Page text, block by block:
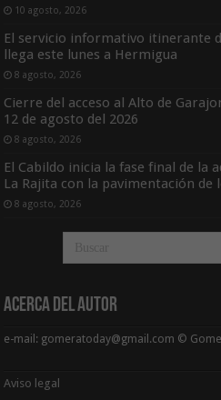
10 agosto, 2026
El servicio informativo itinerante
llega este lunes a Hermigua
8 agosto, 2026
Cierre del acceso al Alto de
12 de agosto del 2026
8 agosto, 2026
El Cabildo inicia la fase final de la
La Rajita con la pavimentación de
8 agosto, 2026
Acerca del Autor
e-mail: gomeratoday@gmail.com ©
Aviso legal